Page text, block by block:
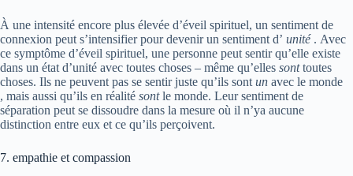
À une intensité encore plus élevée d’éveil spirituel, un sentiment de
connexion peut s’intensifier pour devenir un sentiment d’ unité. Avec
ce symptôme d’éveil spirituel, une personne peut sentir qu’elle existe
dans un état d’unité avec toutes choses – même qu’elles sonttoutes
choses. Ils ne peuvent pas se sentir juste qu’ils sont un avec le monde
, mais aussi qu’ils en réalité sontle monde. Leur sentiment de
séparation peut se dissoudre dans la mesure où il n’ya aucune
distinction entre eux et ce qu’ils perçoivent.
7. empathie et compassion